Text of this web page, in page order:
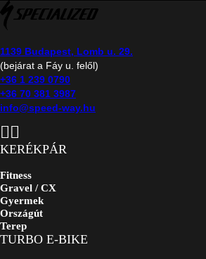
1139 Budapest, Lomb u. 29.
(bejárat a Fáy u. felől)
+36 1 239 0790
+36 70 381 3987
info@speed-way.hu
KERÉKPÁR
Fitness
Gravel / CX
Gyermek
Országút
Terep
TURBO E-BIKE